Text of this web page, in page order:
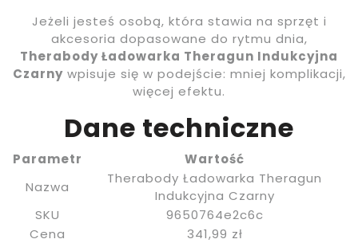
Jeżeli jesteś osobą, która stawia na sprzęt i
akcesoria dopasowane do rytmu dnia,
Therabody Ładowarka Theragun Indukcyjna
Czarnywpisuje się w podejście: mniej komplikacji,
więcej efektu.
Dane techniczne
Parametr
Wartość
Nazwa
Therabody Ładowarka Theragun
Indukcyjna Czarny
SKU
9650764e2c6c
Cena
341,99 zł